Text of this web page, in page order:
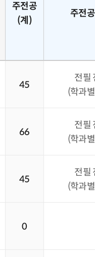
주전공
(계)
주전
45
전필
(학과
66
전필
(학과
45
전필
(학과
0